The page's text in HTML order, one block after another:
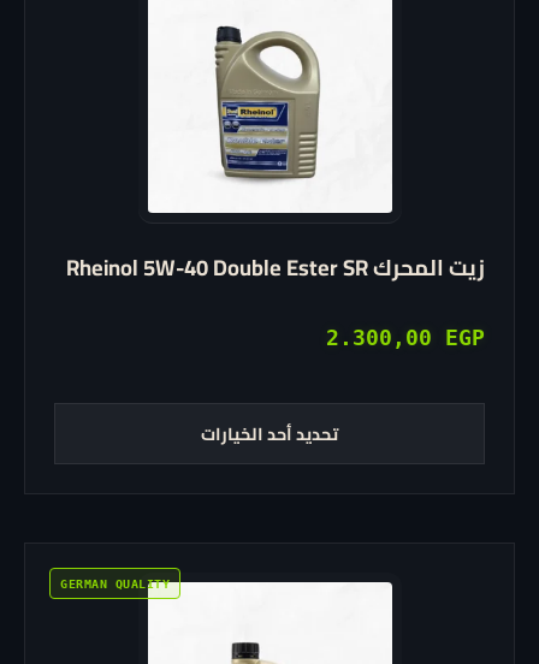
زيت المحرك Rheinol 5W-40 Double Ester SR
2.300,00 EGP
تحديد أحد الخيارات
من
الأشكال
المختلفة
لهذا
المنتج.
يمكن
الخيارات